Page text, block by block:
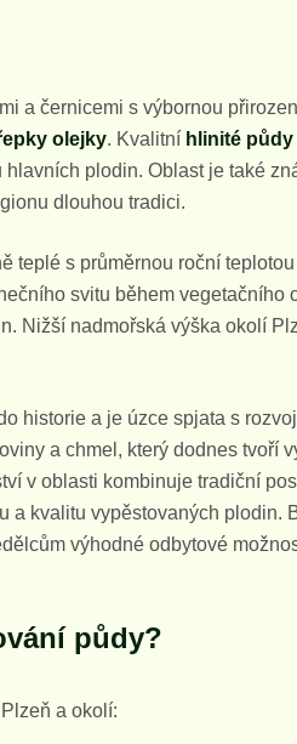
a černicemi s výbornou
olejky. Kvalitní hlinité půdy
plodin. Oblast je také
dlouhou tradici.
teplé s průměrnou roční
svitu během vegetačního
Nižší nadmořská výška okolí
historie a je úzce spjata s
a chmel, který dodnes tvoří
v oblasti kombinuje tradiční
a kvalitu vypěstovaných plodin.
výhodné odbytové
půdy?
a okolí: